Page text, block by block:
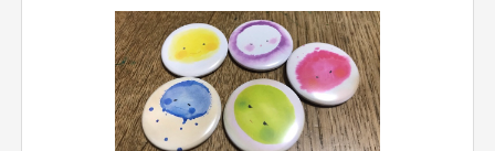
お取引において開示要求があった場合速やかにお答えさせて頂きます。
場所は 姫路市広畑 姫路みたい スタジオです
日程は5月あたりを目指して絵本制作を進めますが、未定
です。参加表明して下さった皆様と出来るだけ予定を合わ